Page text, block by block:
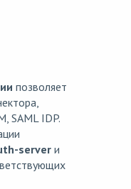
позволяет
SAML IDP.
serverи